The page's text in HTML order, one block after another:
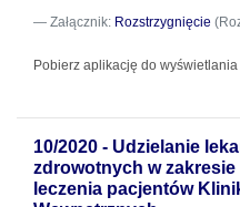
Załącznik: Rozstrzygnięcie
Pobierz aplikację do wyświetlania
10/2020 - Udzielanie
zdrowotnych w
leczenia pacjentów